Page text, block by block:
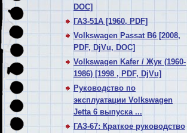
DOC]
ГАЗ-51А [1960, PDF]
Volkswagen Passat В6 [2008,
PDF, DjVu, DOC]
Volkswagen Kafer / Жук (1960-
1986) [1998 , PDF, DjVu]
Руководство по
эксплуатации Volkswagen
Jetta 6 выпуска ...
ГАЗ-67: Краткое руководство